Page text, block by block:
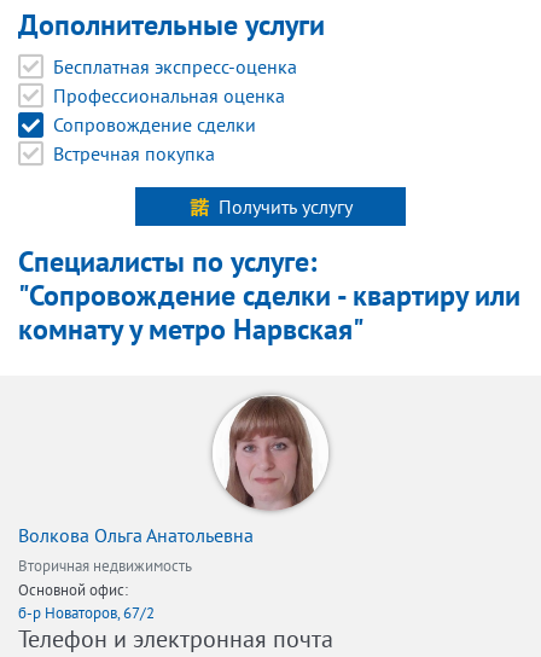
Дополнительные услуги
Бесплатная экспресс-оценка
Профессиональная оценка
Сопровождение сделки
Встречная покупка
Получить услугу
Специалисты по услуге:
"Сопровождение сделки - квартиру или
комнату у метро Нарвская"
Волкова Ольга Анатольевна
Вторичная недвижимость
Основной офис:
б-р Новаторов, 67/2
Телефон и электронная почта